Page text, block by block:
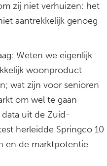
zij niet verhuizen: het
aantrekkelijk genoeg
Weten we eigenlijk
woonproduct
wat zijn voor senioren
om wel te gaan
uit de Zuid-
herleidde Springco 10
en de marktpotentie